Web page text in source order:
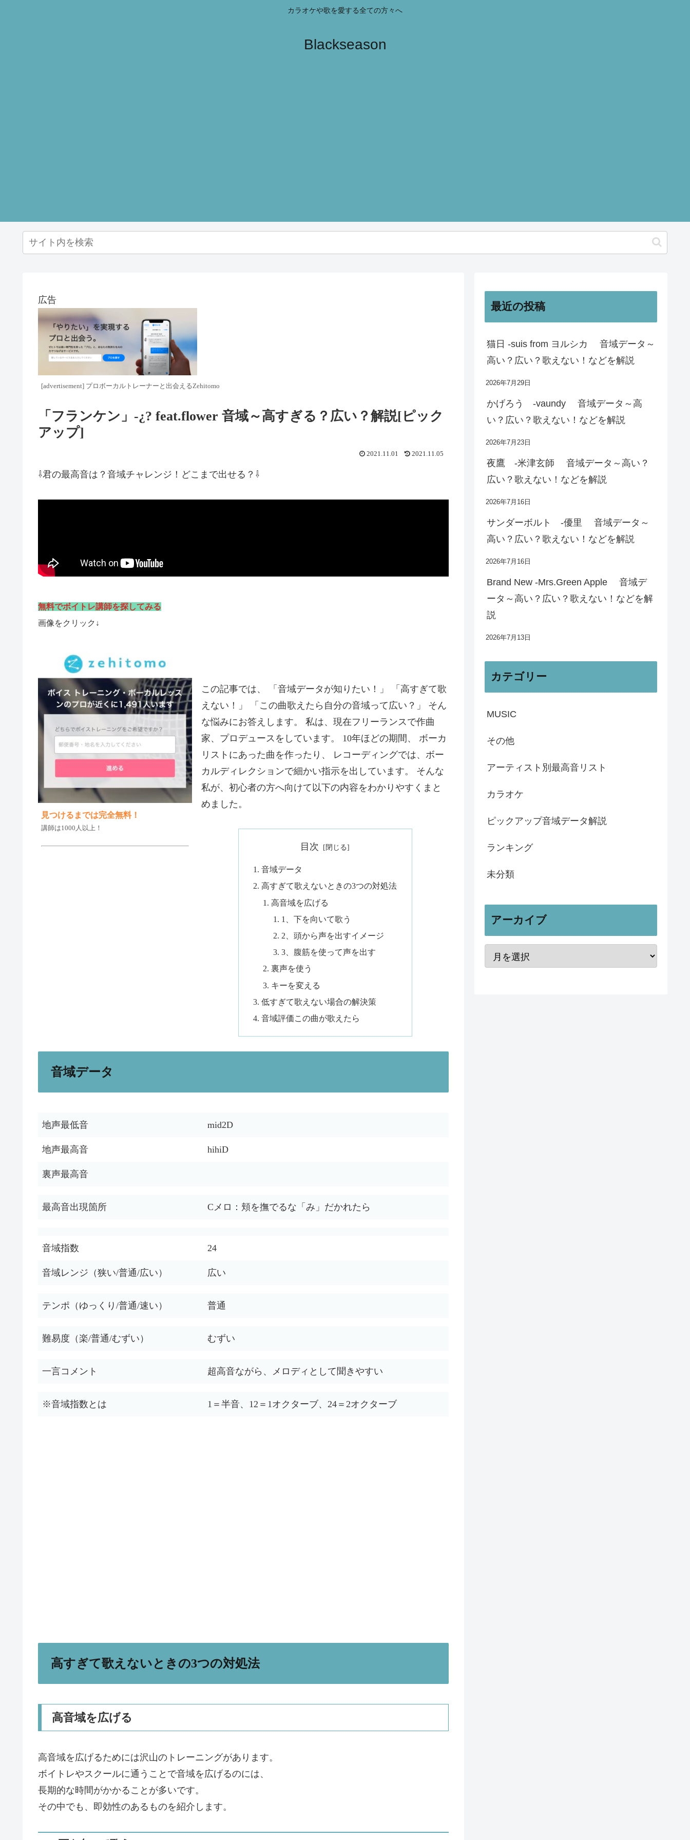
カラオケや歌を愛する全ての方々へ
Blackseason
広告
[advertisement] プロボーカルトレーナーと出会えるZehitomo
「フランケン」-¿? feat.flower 音域～高すぎる？広い？解説[ピック
アップ]
2021.11.01 2021.11.05
⇩君の最高音は？音域チャレンジ！どこまで出せる？⇩
無料でボイトレ講師を探してみる
画像をクリック↓
見つけるまでは完全無料！
講師は1000人以上！
この記事では、 「音域データが知りたい！」 「高すぎて歌
えない！」 「この曲歌えたら自分の音域って広い？」 そん
な悩みにお答えします。 私は、現在フリーランスで作曲
家、プロデュースをしています。 10年ほどの期間、 ボーカ
リストにあった曲を作ったり、 レコーディングでは、ボー
カルディレクションで細かい指示を出しています。 そんな
私が、初心者の方へ向けて以下の内容をわかりやすくまと
めました。
目次
音域データ
高すぎて歌えないときの3つの対処法
高音域を広げる
1、下を向いて歌う
2、頭から声を出すイメージ
3、腹筋を使って声を出す
裏声を使う
キーを変える
低すぎて歌えない場合の解決策
音域評価この曲が歌えたら
音域データ
地声最低音 mid2D
地声最高音 hihiD
裏声最高音
最高音出現箇所 Cメロ：頬を撫でるな「み」だかれたら
音域指数 24
音域レンジ（狭い/普通/広い） 広い
テンポ（ゆっくり/普通/速い） 普通
難易度（楽/普通/むずい） むずい
一言コメント 超高音ながら、メロディとして聞きやすい
※音域指数とは 1＝半音、12＝1オクターブ、24＝2オクターブ
高すぎて歌えないときの3つの対処法
高音域を広げる
高音域を広げるためには沢山のトレーニングがあります。
ボイトレやスクールに通うことで音域を広げるのには、
長期的な時間がかかることが多いです。
その中でも、即効性のあるものを紹介します。
最近の投稿
猫日 -suis from ヨルシカ 音域データ～
高い？広い？歌えない！などを解説
2026年7月29日
かげろう -vaundy 音域データ～高
い？広い？歌えない！などを解説
2026年7月23日
夜鷹 -米津玄師 音域データ～高い？
広い？歌えない！などを解説
2026年7月16日
サンダーボルト -優里 音域データ～
高い？広い？歌えない！などを解説
2026年7月16日
Brand New -Mrs.Green Apple 音域デ
ータ～高い？広い？歌えない！などを解
説
2026年7月13日
カテゴリー
MUSIC
その他
アーティスト別最高音リスト
カラオケ
ピックアップ音域データ解説
ランキング
未分類
アーカイブ